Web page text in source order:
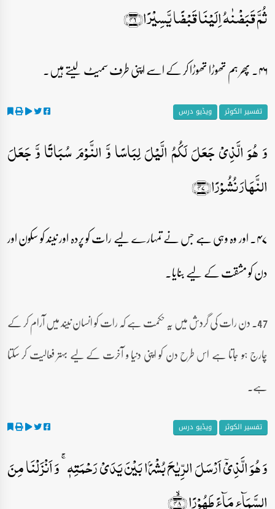
ثُمَّ قَبَضۡنٰہُ اِلَیۡنَا قَبۡضًا یَّسِیۡرًا﴿۴۶﴾
۴۶۔ پھر ہم تھوڑا تھوڑا کر کے اسے اپنی طرف سمیٹ لیتے ہیں۔
تفسیر الکوثر ویڈیو درس
وَ ہُوَ الَّذِیۡ جَعَلَ لَکُمُ الَّیۡلَ لِبَاسًا وَّ النَّوۡمَ سُبَاتًا وَّ جَعَلَ
النَّہَارَ نُشُوۡرًا﴿۴۷﴾
۴۷۔ اور وہ وہی ہے جس نے تمہارے لیے رات کو پردہ اور نیند کو سکون اور
دن کو مشقت کے لیے بنایا۔
47۔ دن رات کی گردش میں یہ حکمت ہے کہ رات کو انسان نیند میں آرام کر کے
چارج ہو جاتا ہے اس طرح دن کو اپنی دنیا و آخرت کے لیے بہتر فعالیت کر سکتا
ہے۔
تفسیر الکوثر ویڈیو درس
وَ ہُوَ الَّذِیۡۤ اَرۡسَلَ الرِّیٰحَ بُشۡرًۢا بَیۡنَ یَدَیۡ رَحۡمَتِہٖ ۚ وَ اَنۡزَلۡنَا مِنَ
السَّمَآءِ مَآءً طَہُوۡرًا ﴿ۙ۴۸﴾